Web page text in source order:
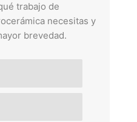
trabajo de
necesitas y
brevedad.